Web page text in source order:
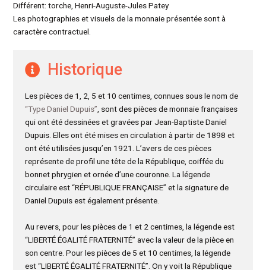
Différent: torche, Henri-Auguste-Jules Patey
Les photographies et visuels de la monnaie présentée sont à
caractère contractuel.
Historique
Les pièces de 1, 2, 5 et 10 centimes, connues sous le nom de
“Type Daniel Dupuis” , sont des pièces de monnaie françaises
qui ont été dessinées et gravées par Jean-Baptiste Daniel
Dupuis. Elles ont été mises en circulation à partir de 1898 et
ont été utilisées jusqu’en 1921. L’avers de ces pièces
représente de profil une tête de la République, coiffée du
bonnet phrygien et ornée d’une couronne. La légende
circulaire est “RÉPUBLIQUE FRANÇAISE” et la signature de
Daniel Dupuis est également présente.
Au revers, pour les pièces de 1 et 2 centimes, la légende est
“LIBERTÉ ÉGALITÉ FRATERNITÉ” avec la valeur de la pièce en
son centre. Pour les pièces de 5 et 10 centimes, la légende
est “LIBERTÉ ÉGALITÉ FRATERNITÉ”. On y voit la République